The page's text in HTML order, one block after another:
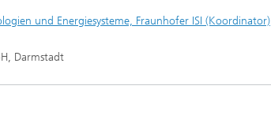
und Energiesysteme, Fraunhofer ISI (Koordinator)
Darmstadt